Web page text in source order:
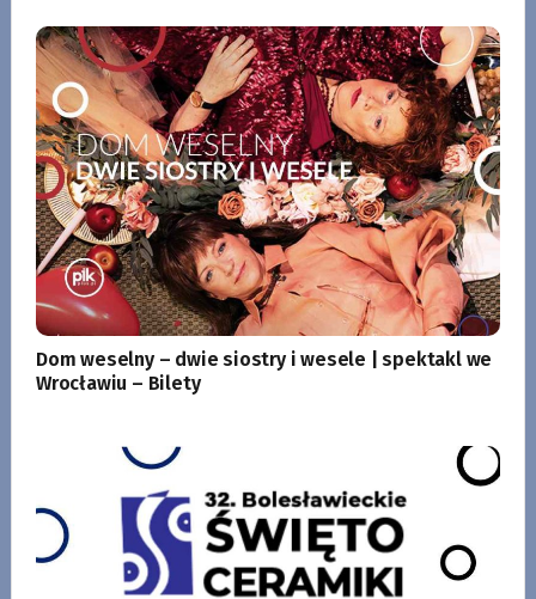
Dom weselny – dwie siostry i wesele | spektakl we
Wrocławiu – Bilety